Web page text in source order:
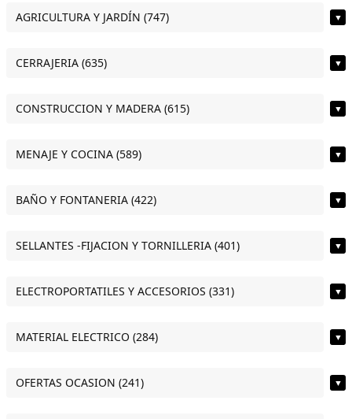
AGRICULTURA Y JARDÍN (747) ▼
CERRAJERIA (635) ▼
CONSTRUCCION Y MADERA (615) ▼
MENAJE Y COCINA (589) ▼
BAÑO Y FONTANERIA (422) ▼
SELLANTES -FIJACION Y TORNILLERIA (401) ▼
ELECTROPORTATILES Y ACCESORIOS (331) ▼
MATERIAL ELECTRICO (284) ▼
OFERTAS OCASION (241) ▼